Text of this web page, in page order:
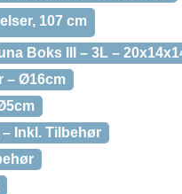
107 cm
Boks lll – 3L –
– Ø16cm
Inkl. Tilbehør